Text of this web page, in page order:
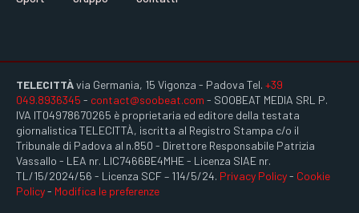
TELECITTÀvia Germania, 15 Vigonza - Padova Tel. +39
049.8936345 - contact@soobeat.com - SOOBEAT MEDIA SRL P.
IVA IT04978670265 è proprietaria ed editore della testata
giornalistica TELECITTÀ, iscritta al Registro Stampa c/o il
Tribunale di Padova al n.850 - Direttore Responsabile Patrizia
Vassallo - LEA nr. LIC7466BE4MHE - Licenza SIAE nr.
TL/15/2024/56 - Licenza SCF – 114/5/24. Privacy Policy- Cookie
Policy- Modifica le preferenze